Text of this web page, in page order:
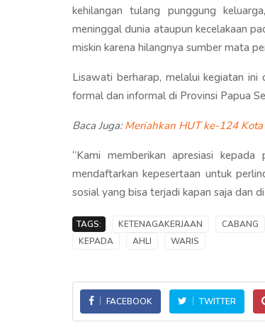
kehilangan tulang punggung
meninggal dunia ataupun kecelakaan
miskin karena hilangnya sumber mata
Lisawati berharap, melalui kegiatan ini
formal dan informal di Provinsi Papua
Baca Juga:Meriahkan HUT ke-124
“Kami memberikan apresiasi
mendaftarkan kepesertaan untuk
sosial yang bisa terjadi kapan saja dan
TAGS: KETENAGAKERJAAN CABANG
KEPADA
AHLI WARIS
FACEBOOK TWITTER